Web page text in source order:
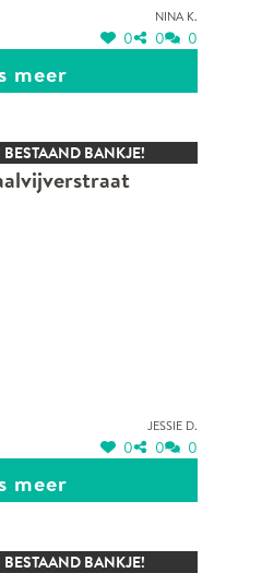
Nina K.
0 0 0
meer
BESTAAND BANKJE!
Jessie D.
0 0 0
meer
BESTAAND BANKJE!